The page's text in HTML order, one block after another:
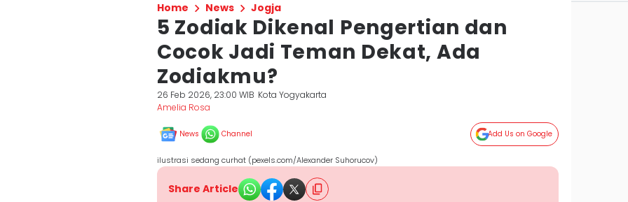
Home News Jogja
5 Zodiak Dikenal Pengertian dan
Cocok Jadi Teman Dekat, Ada
Zodiakmu?
26 Feb 2026, 23:00 WIB Kota Yogyakarta
Amelia Rosa
News Channel Add Us on Google
ilustrasi sedang curhat (pexels.com/Alexander Suhorucov)
Share Article